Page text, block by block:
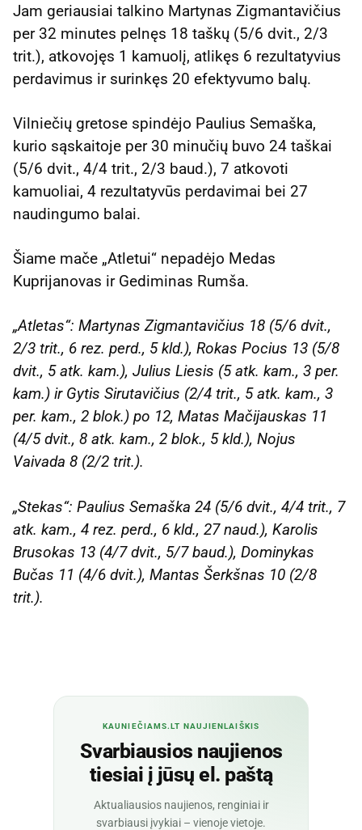
Jam geriausiai talkino Martynas Zigmantavičius
per 32 minutes pelnęs 18 taškų (5/6 dvit., 2/3
trit.), atkovojęs 1 kamuolį, atlikęs 6 rezultatyvius
perdavimus ir surinkęs 20 efektyvumo balų.
Vilniečių gretose spindėjo Paulius Semaška,
kurio sąskaitoje per 30 minučių buvo 24 taškai
(5/6 dvit., 4/4 trit., 2/3 baud.), 7 atkovoti
kamuoliai, 4 rezultatyvūs perdavimai bei 27
naudingumo balai.
Šiame mače „Atletui“ nepadėjo Medas
Kuprijanovas ir Gediminas Rumša.
„Atletas“: Martynas Zigmantavičius 18 (5/6 dvit.,
2/3 trit., 6 rez. perd., 5 kld.), Rokas Pocius 13 (5/8
dvit., 5 atk. kam.), Julius Liesis (5 atk. kam., 3 per.
kam.) ir Gytis Sirutavičius (2/4 trit., 5 atk. kam., 3
per. kam., 2 blok.) po 12, Matas Mačijauskas 11
(4/5 dvit., 8 atk. kam., 2 blok., 5 kld.), Nojus
Vaivada 8 (2/2 trit.).
„Stekas“: Paulius Semaška 24 (5/6 dvit., 4/4 trit., 7
atk. kam., 4 rez. perd., 6 kld., 27 naud.), Karolis
Brusokas 13 (4/7 dvit., 5/7 baud.), Dominykas
Bučas 11 (4/6 dvit.), Mantas Šerkšnas 10 (2/8
trit.).
KAUNIEČIAMS.LT NAUJIENLAIŠKIS
Svarbiausios naujienos
tiesiai į jūsų el. paštą
Aktualiausios naujienos, renginiai ir
svarbiausi įvykiai – vienoje vietoje.